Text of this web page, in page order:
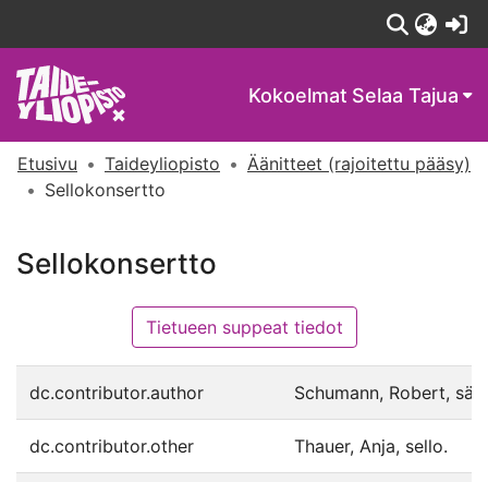
Kokoelmat Selaa Tajua
Etusivu Taideyliopisto
Äänitteet (rajoitettu pääsy)
Sellokonsertto
Sellokonsertto
Tietueen suppeat tiedot
dc.contributor.author Schumann, Robert, säv.
dc.contributor.other Thauer, Anja, sello.